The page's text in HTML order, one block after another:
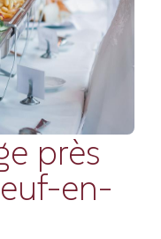
près
en-